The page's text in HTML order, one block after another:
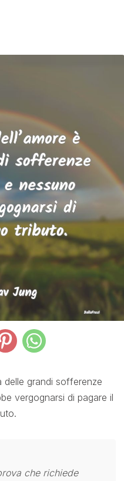
delle grandi sofferenze
vergognarsi di pagare il
che richiede